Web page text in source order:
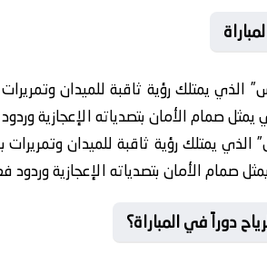
الذي يمتلك رؤية ثاقبة للميدان
صمام الأمان بتصدياته الإعجازية
الذي يمتلك رؤية ثاقبة للميدان
صمام الأمان بتصدياته الإعجازية وردود
دوراً في المباراة؟